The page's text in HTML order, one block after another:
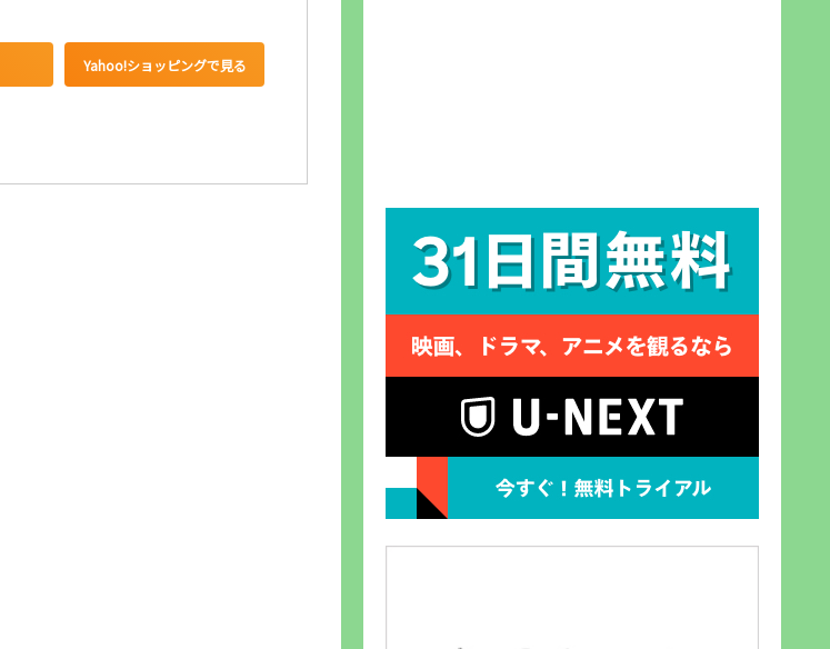
Yahoo!ショッピングで見る